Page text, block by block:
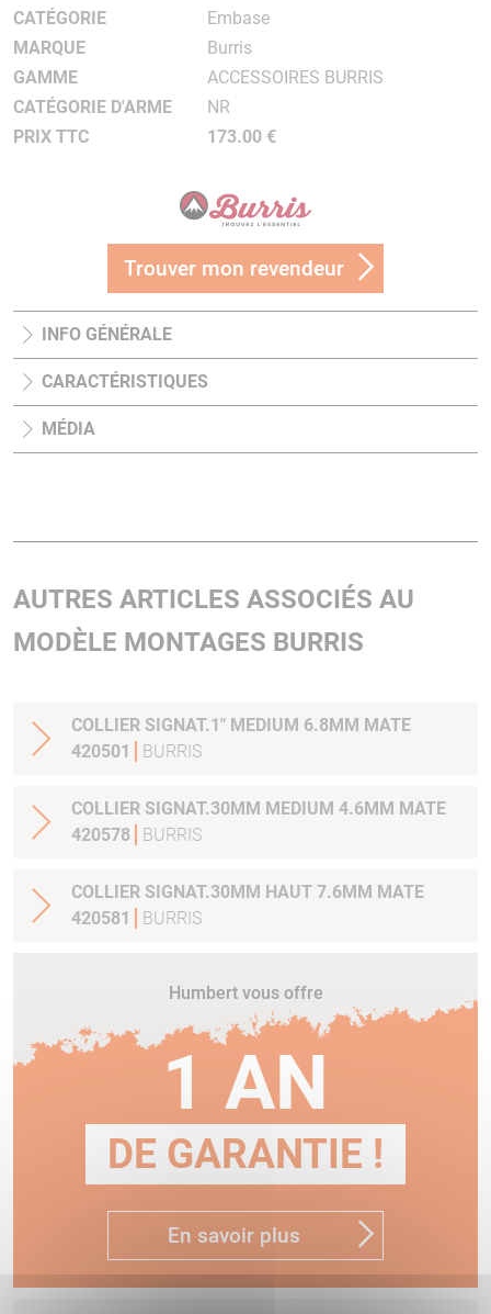
CATÉGORIE
Embase
MARQUE
Burris
GAMME
ACCESSOIRES BURRIS
CATÉGORIE D'ARME
NR
PRIX TTC
173.00 €
Trouver mon revendeur
INFO GÉNÉRALE
CARACTÉRISTIQUES
MÉDIA
AUTRES ARTICLES ASSOCIÉS AU
MODÈLE MONTAGES BURRIS
COLLIER SIGNAT.1" MEDIUM 6.8MM MATE
420501
BURRIS
COLLIER SIGNAT.30MM MEDIUM 4.6MM MATE
420578
BURRIS
COLLIER SIGNAT.30MM HAUT 7.6MM MATE
420581
BURRIS
Humbert vous offre
1 AN
DE GARANTIE !
En savoir plus